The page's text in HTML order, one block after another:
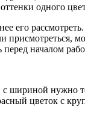
одного
его
началом
шириной нужно
цветок с